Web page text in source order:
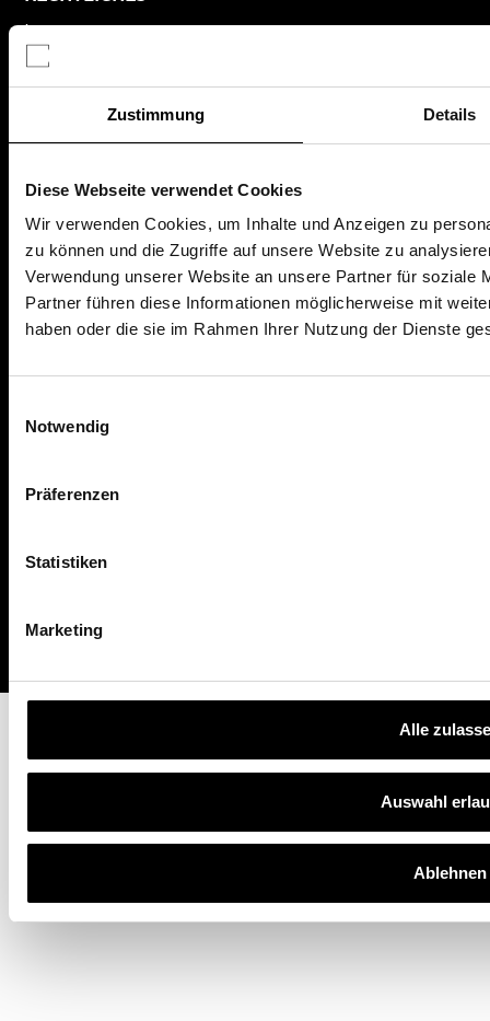
Zustimmung Details
Diese Webseite verwendet Cookies
Wir verwenden Cookies, um Inhalte und Anzeigen zu
zu können und die Zugriffe auf unsere Website zu
Verwendung unserer Website an unsere Partner für soziale
Partner führen diese Informationen möglicherweise mit
haben oder die sie im Rahmen Ihrer Nutzung der Dienste
Notwendig
Präferenzen
Statistiken
Marketing
Alle
Auswahl
Ablehnen
Impressum
Datenschutz
AGB
Nutzungsbedingungen
AKTUELLES & WISSEN
Finanzwissen
Ratgeber
News
HILFE & KONTAKT
Kontakt
Partnerprogramm
FAQ